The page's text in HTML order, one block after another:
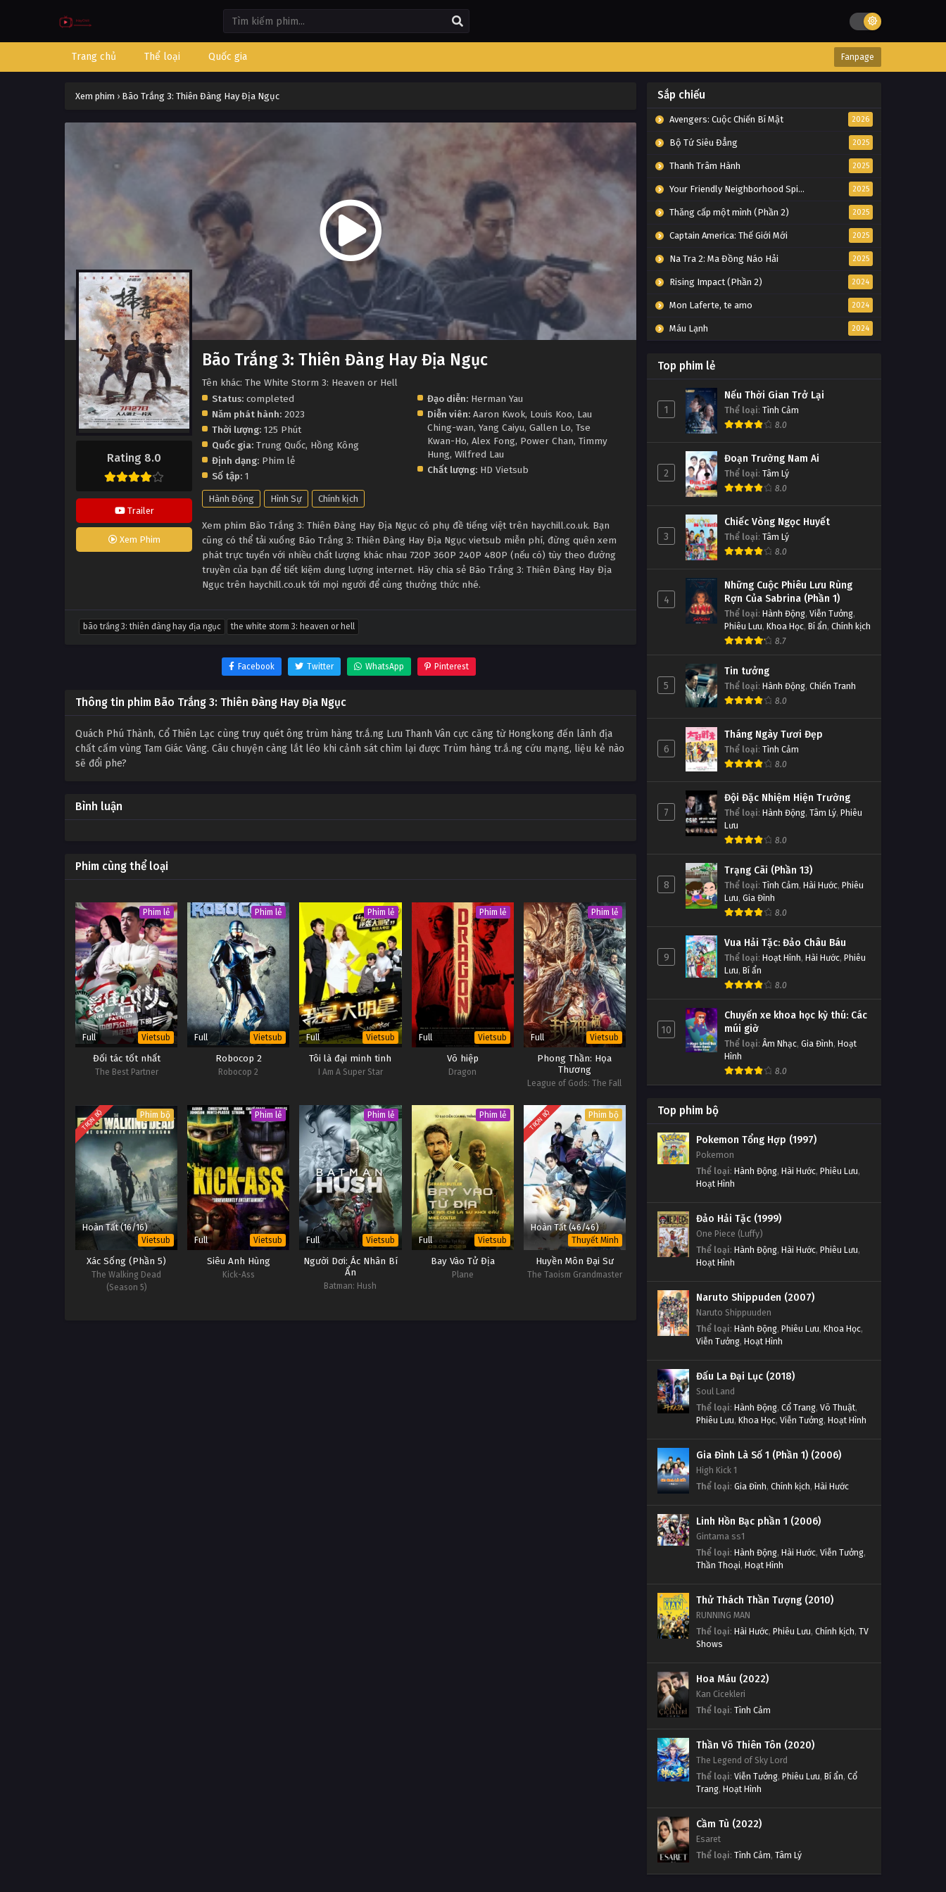
Trang chủ Thể loại Quốc gia Fanpage
Xem phim › Bão Trắng 3: Thiên Đàng Hay Địa Ngục
Rating 8.0
Trailer
Xem Phim
Bão Trắng 3: Thiên Đàng Hay Địa Ngục
Tên khác: The White Storm 3: Heaven or Hell
Status: completed
Năm phát hành: 2023
Thời lượng: 125 Phút
Quốc gia: Trung Quốc, Hồng Kông
Định dạng: Phim lẻ
Số tập: 1
Đạo diễn: Herman Yau
Diễn viên: Aaron Kwok, Louis Koo, Lau
Ching-wan, Yang Caiyu, Gallen Lo, Tse
Kwan-Ho, Alex Fong, Power Chan, Timmy
Hung, Wilfred Lau
Chất lượng: HD Vietsub
Hành Động Hình Sự Chính kịch
Xem phim Bão Trắng 3: Thiên Đàng Hay Địa Ngục có phụ đề tiếng việt trên haychill.co.uk. Bạn
cũng có thể tải xuống Bão Trắng 3: Thiên Đàng Hay Địa Ngục vietsub miễn phí, đừng quên xem
phát trực tuyến với nhiều chất lượng khác nhau 720P 360P 240P 480P (nếu có) tùy theo đường
truyền của bạn để tiết kiệm dung lượng internet. Hãy chia sẻ Bão Trắng 3: Thiên Đàng Hay Địa
Ngục trên haychill.co.uk tới mọi người để cùng thưởng thức nhé.
bão trắng 3: thiên đàng hay địa ngục the white storm 3: heaven or hell
Facebook Twitter WhatsApp Pinterest
Thông tin phim Bão Trắng 3: Thiên Đàng Hay Địa Ngục
Quách Phú Thành, Cổ Thiên Lạc cùng truy quét ông trùm hàng tr.ắ.ng Lưu Thanh Vân cực căng từ Hongkong đến lãnh địa
chất cấm vùng Tam Giác Vàng. Câu chuyện càng lắt léo khi cảnh sát chìm lại được Trùm hàng tr.ắ.ng cứu mạng, liệu kẻ nào
sẽ đổi phe?
Bình luận
Phim cùng thể loại
Phim lẻ
Full Vietsub
Đối tác tốt nhất
The Best Partner
Phim lẻ
Full Vietsub
Robocop 2
Robocop 2
Phim lẻ
Full Vietsub
Tôi là đại minh tinh
I Am A Super Star
Phim lẻ
Full Vietsub
Võ hiệp
Dragon
Phim lẻ
Full Vietsub
Phong Thần: Họa
Thương
League of Gods: The Fall
TRỌN BỘ Phim bộ
Hoàn Tất (16/16)
Vietsub
Xác Sống (Phần 5)
The Walking Dead
(Season 5)
Phim lẻ
Full Vietsub
Siêu Anh Hùng
Kick-Ass
Phim lẻ
Full Vietsub
Người Dơi: Ác Nhân Bí
Ẩn
Batman: Hush
Phim lẻ
Full Vietsub
Bay Vào Tử Địa
Plane
TRỌN BỘ Phim bộ
Hoàn Tất (46/46)
Thuyết Minh
Huyền Môn Đại Sư
The Taoism Grandmaster
Sắp chiếu
Avengers: Cuộc Chiến Bí Mật 2026
Bộ Tứ Siêu Đẳng 2025
Thanh Trâm Hành 2025
Your Friendly Neighborhood Spider-Man 2025
Thăng cấp một mình (Phần 2) 2025
Captain America: Thế Giới Mới 2025
Na Tra 2: Ma Đồng Náo Hải 2025
Rising Impact (Phần 2) 2024
Mon Laferte, te amo 2024
Máu Lạnh 2024
Top phim lẻ
1
Nếu Thời Gian Trở Lại
Thể loại: Tình Cảm
8.0
2
Đoạn Trường Nam Ai
Thể loại: Tâm Lý
8.0
3
Chiếc Vòng Ngọc Huyết
Thể loại: Tâm Lý
8.0
4
Những Cuộc Phiêu Lưu Rùng
Rợn Của Sabrina (Phần 1)
Thể loại: Hành Động, Viễn Tưởng,
Phiêu Lưu, Khoa Học, Bí ẩn, Chính kịch
8.7
5
Tin tưởng
Thể loại: Hành Động, Chiến Tranh
8.0
6
Tháng Ngày Tươi Đẹp
Thể loại: Tình Cảm
8.0
7
Đội Đặc Nhiệm Hiện Trường
Thể loại: Hành Động, Tâm Lý, Phiêu
Lưu
8.0
8
Trạng Cãi (Phần 13)
Thể loại: Tình Cảm, Hài Hước, Phiêu
Lưu, Gia Đình
8.0
9
Vua Hải Tặc: Đảo Châu Báu
Thể loại: Hoạt Hình, Hài Hước, Phiêu
Lưu, Bí ẩn
8.0
10
Chuyến xe khoa học kỳ thú: Các
múi giờ
Thể loại: Âm Nhạc, Gia Đình, Hoạt
Hình
8.0
Top phim bộ
Pokemon Tổng Hợp (1997)
Pokemon
Thể loại: Hành Động, Hài Hước, Phiêu Lưu,
Hoạt Hình
Đảo Hải Tặc (1999)
One Piece (Luffy)
Thể loại: Hành Động, Hài Hước, Phiêu Lưu,
Hoạt Hình
Naruto Shippuden (2007)
Naruto Shippuuden
Thể loại: Hành Động, Phiêu Lưu, Khoa Học,
Viễn Tưởng, Hoạt Hình
Đấu La Đại Lục (2018)
Soul Land
Thể loại: Hành Động, Cổ Trang, Võ Thuật,
Phiêu Lưu, Khoa Học, Viễn Tưởng, Hoạt Hình
Gia Đình Là Số 1 (Phần 1) (2006)
High Kick 1
Thể loại: Gia Đình, Chính kịch, Hài Hước
Linh Hồn Bạc phần 1 (2006)
Gintama ss1
Thể loại: Hành Động, Hài Hước, Viễn Tưởng,
Thần Thoại, Hoạt Hình
Thử Thách Thần Tượng (2010)
RUNNING MAN
Thể loại: Hài Hước, Phiêu Lưu, Chính kịch, TV
Shows
Hoa Máu (2022)
Kan Cicekleri
Thể loại: Tình Cảm
Thần Võ Thiên Tôn (2020)
The Legend of Sky Lord
Thể loại: Viễn Tưởng, Phiêu Lưu, Bí ẩn, Cổ
Trang, Hoạt Hình
Cầm Tù (2022)
Esaret
Thể loại: Tình Cảm, Tâm Lý